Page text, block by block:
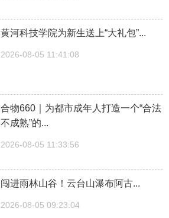
黄河科技学院为新生送上“大礼包”...
2026-08-05 11:41:08
合物660｜为都市成年人打造一个“合法
不成熟”的...
2026-08-05 11:33:56
闯进雨林山谷！云台山瀑布阿古...
2026-08-05 09:23:04